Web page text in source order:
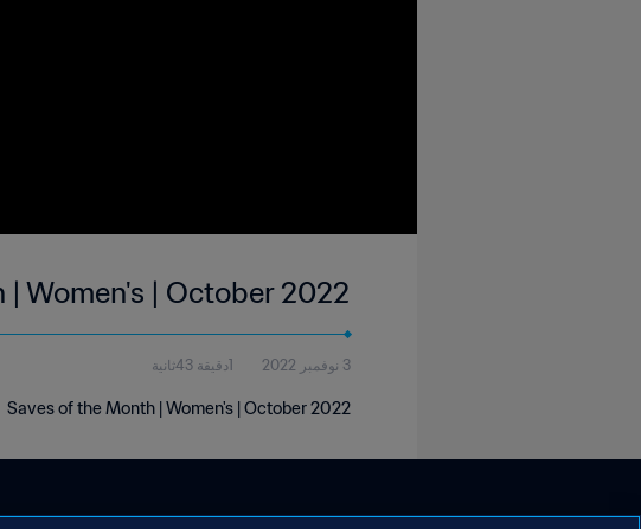
Women's | October 2022
3 نوفمبر 2022 1دقيقة 43ثانية
Saves of the Month | Women's | October 2022